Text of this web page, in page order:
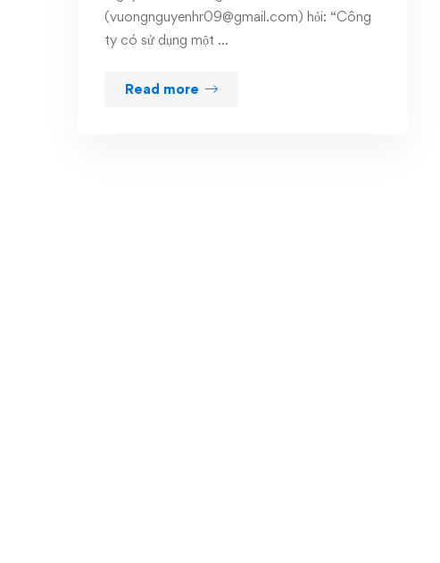
(vuongnguyenhr09@gmail.com) hỏi: “Công
ty có sử dụng một …
Read more